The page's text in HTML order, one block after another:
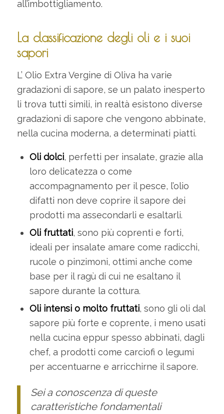
all’imbottigliamento.
La classificazione degli oli e i suoi
sapori
L’ Olio Extra Vergine di Oliva ha varie
gradazioni di sapore, se un palato inesperto
li trova tutti simili, in realtà esistono diverse
gradazioni di sapore che vengono abbinate,
nella cucina moderna, a determinati piatti.
Oli dolci, perfetti per insalate, grazie alla
loro delicatezza o come
accompagnamento per il pesce, l’olio
difatti non deve coprire il sapore dei
prodotti ma assecondarli e esaltarli.
Oli fruttati, sono più coprenti e forti,
ideali per insalate amare come radicchi,
rucole o pinzimoni, ottimi anche come
base per il ragù di cui ne esaltano il
sapore durante la cottura.
Oli intensi o molto fruttati, sono gli oli dal
sapore più forte e coprente, i meno usati
nella cucina eppur spesso abbinati, dagli
chef, a prodotti come carciofi o legumi
per accentuarne e arricchirne il sapore.
Sei a conoscenza di queste
caratteristiche fondamentali